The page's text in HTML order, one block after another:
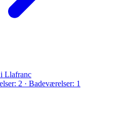
i Llafranc
2 · Badeværelser: 1